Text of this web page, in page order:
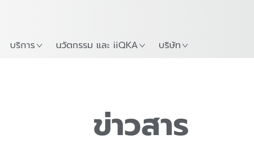
บริการ นวัตกรรม และ iiQKA บริษัท
ข่าวสาร